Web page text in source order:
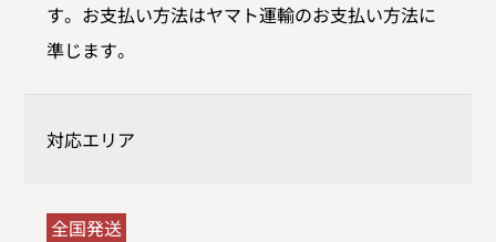
す。お支払い方法はヤマト運輸のお支払い方法に
準じます。
対応エリア
全国発送